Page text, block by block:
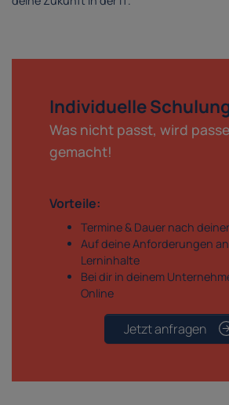
Individuelle
Was nicht passt, wird
gemacht!
Vorteile:
Termine & Dauer nach
Auf deine Anforderungen
Lerninhalte
Bei dir in deinem
Online
Jetzt anfragen